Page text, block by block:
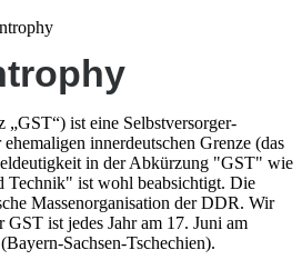
ist eine Selbstversorger-
innerdeutschen Grenze (das
in der Abkürzung "GST" wie
Technik" ist wohl beabsichtigt. Die
Massenorganisation der DDR. Wir
ist jedes Jahr am 17. Juni am
(Bayern-Sachsen-Tschechien).